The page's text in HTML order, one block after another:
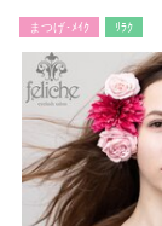
まつげ･ﾒｲｸ ﾘﾗｸ